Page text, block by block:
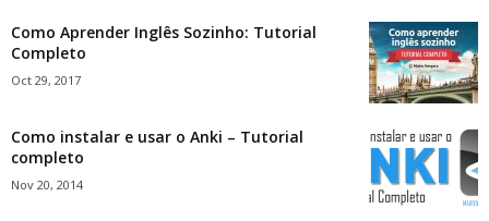
Como Aprender Inglês Sozinho: Tutorial
Completo
Oct 29, 2017
Como instalar e usar o Anki – Tutorial
completo
Nov 20, 2014